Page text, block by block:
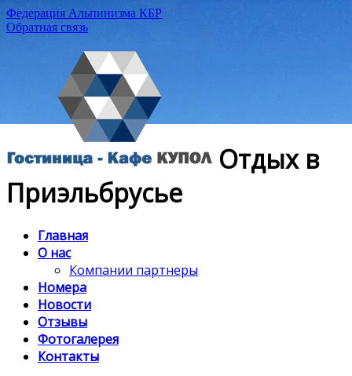
Федерация Альпинизма КБР
Обратная связь
Отдых в
Приэльбрусье
Главная
О нас
Компании партнеры
Номера
Новости
Отзывы
Фотогалерея
Контакты